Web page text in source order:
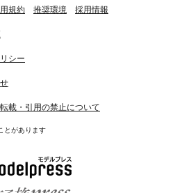
規約 推奨環境 採用情報
シー
載・引用の禁止について
とがあります